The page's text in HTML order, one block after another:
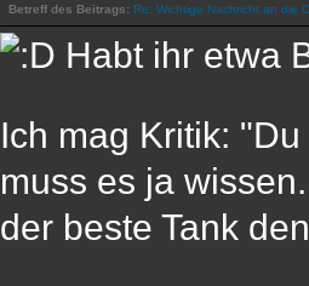
Betreff des Beitrags: Re: Wichtige Nachricht an die
Habt ihr etwa
Ich mag Kritik:
muss es ja
der beste Tank